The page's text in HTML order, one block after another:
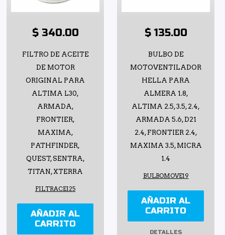
$ 340.00
FILTRO DE ACEITE
DE MOTOR
ORIGINAL PARA
ALTIMA L30,
ARMADA,
FRONTIER,
MAXIMA,
PATHFINDER,
QUEST, SENTRA,
TITAN, XTERRA
FILTRACEI25
AÑADIR AL
CARRITO
$ 135.00
BULBO DE
MOTOVENTILADOR
HELLA PARA
ALMERA 1.8,
ALTIMA 2.5, 3.5, 2.4,
ARMADA 5.6, D21
2.4, FRONTIER 2.4,
MAXIMA 3.5, MICRA
1.4
BULBOMOVE19
AÑADIR AL
CARRITO
DETALLES